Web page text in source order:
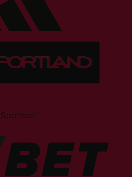
Sponsori